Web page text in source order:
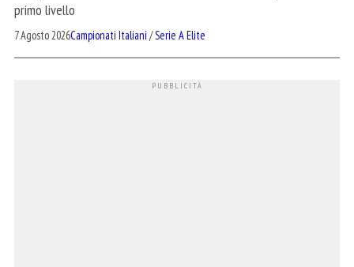
primo livello
7 Agosto 2026Campionati Italiani /Serie A Elite